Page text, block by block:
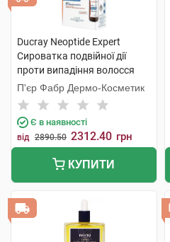
Ducray Neoptide Expert
Сироватка подвійної дії
проти випадіння волосся
2x50 мл 1 набір
П'єр Фабр Дермо-Косметик
Є в наявності
від 2890.50 2312.40 грн
КУПИТИ